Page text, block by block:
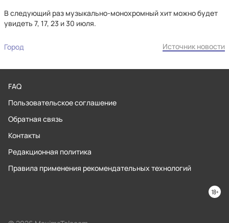
В следующий раз музыкально-монохромный хит можно будет
увидеть 7, 17, 23 и 30 июля.
Город Источник новости
FAQ
Пользовательское соглашение
Обратная связь
Контакты
Редакционная политика
Правила применения рекомендательных технологий